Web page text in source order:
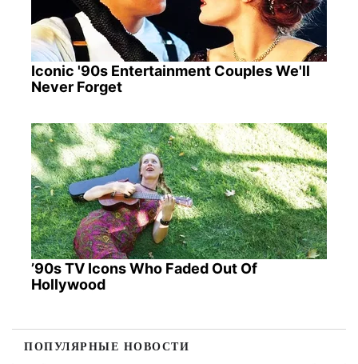
Iconic '90s Entertainment Couples We'll
Never Forget
’90s TV Icons Who Faded Out Of
Hollywood
ПОПУЛЯРНЫЕ НОВОСТИ